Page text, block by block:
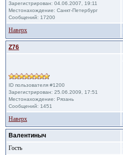
Зарегистрирован: 04.06.2007, 19:11
Местонахождение: Санкт-Петербург
Сообщений: 17200
Наверх
Z76
ID пользователя #1200
Зарегистрирован: 25.06.2009, 17:51
Местонахождение: Рязань
Сообщений: 1451
Наверх
Валентиныч
Гость